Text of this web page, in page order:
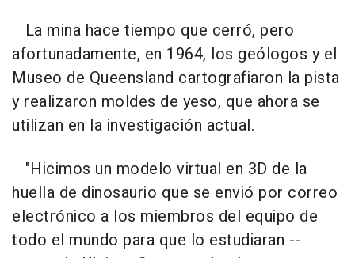
La mina hace tiempo que cerró, pero
afortunadamente, en 1964, los geólogos y el
Museo de Queensland cartografiaron la pista
y realizaron moldes de yeso, que ahora se
utilizan en la investigación actual.
"Hicimos un modelo virtual en 3D de la
huella de dinosaurio que se envió por correo
electrónico a los miembros del equipo de
todo el mundo para que lo estudiaran --